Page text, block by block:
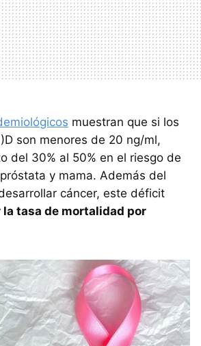
muestran que si los
son menores de 20 ng/ml,
del 30% al 50% en el riesgo de
y mama. Además del
cáncer, este déficit
tasa de mortalidad por